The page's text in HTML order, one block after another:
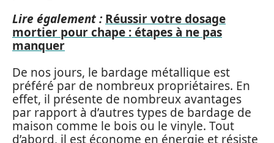
Lire également : Réussir votre dosage
mortier pour chape : étapes à ne pas
manquer
De nos jours, le bardage métallique est
préféré par de nombreux propriétaires. En
effet, il présente de nombreux avantages
par rapport à d’autres types de bardage de
maison comme le bois ou le vinyle. Tout
d’abord, il est économe en énergie et résiste